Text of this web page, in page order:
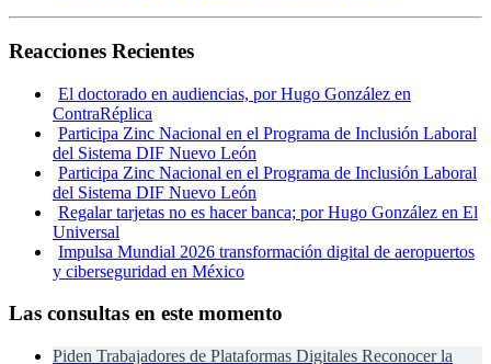
Reacciones Recientes
El doctorado en audiencias, por Hugo González en
ContraRéplica
Participa Zinc Nacional en el Programa de Inclusión Laboral
del Sistema DIF Nuevo León
Participa Zinc Nacional en el Programa de Inclusión Laboral
del Sistema DIF Nuevo León
Regalar tarjetas no es hacer banca; por Hugo González en El
Universal
Impulsa Mundial 2026 transformación digital de aeropuertos
y ciberseguridad en México
Las consultas en este momento
Piden Trabajadores de Plataformas Digitales Reconocer la